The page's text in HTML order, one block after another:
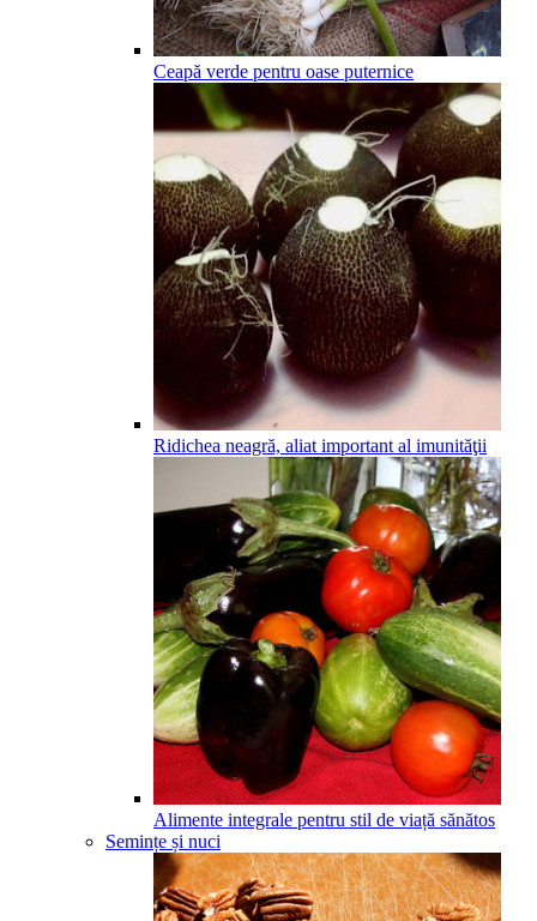
Ceapă verde pentru oase puternice
Ridichea neagră, aliat important al imunităţii
Alimente integrale pentru stil de viață sănătos
Semințe și nuci